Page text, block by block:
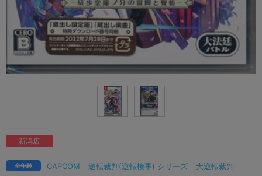
CAPCOM 逆転裁判(逆転検事) シリーズ 大逆転裁判
全年齢
新潟店